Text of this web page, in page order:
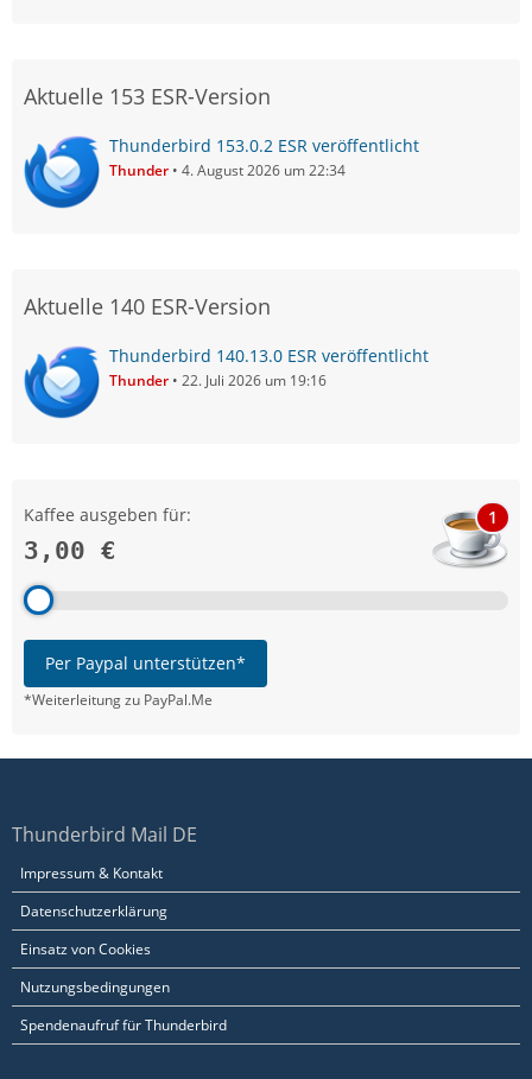
Aktuelle 153 ESR-Version
Thunderbird 153.0.2 ESR veröffentlicht
Thunder 4. August 2026 um 22:34
Aktuelle 140 ESR-Version
Thunderbird 140.13.0 ESR veröffentlicht
Thunder 22. Juli 2026 um 19:16
Kaffee ausgeben für:
3,00 €
1
Per Paypal unterstützen*
*Weiterleitung zu PayPal.Me
Thunderbird Mail DE
Impressum & Kontakt
Datenschutzerklärung
Einsatz von Cookies
Nutzungsbedingungen
Spendenaufruf für Thunderbird